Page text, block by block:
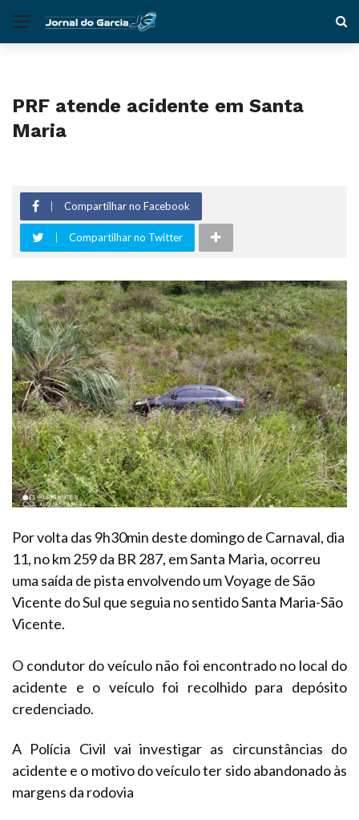
PRF atende acidente em Santa
Maria
Compartilhar no Facebook
Compartilhar no Twitter
Por volta das 9h30min deste domingo de Carnaval, dia
11, no km 259 da BR 287, em Santa Maria, ocorreu
uma saída de pista envolvendo um Voyage de São
Vicente do Sul que seguia no sentido Santa Maria-São
Vicente.
O condutor do veículo não foi encontrado no local do
acidente e o veículo foi recolhido para depósito
credenciado.
A Polícia Civil vai investigar as circunstâncias do
acidente e o motivo do veículo ter sido abandonado às
margens da rodovia